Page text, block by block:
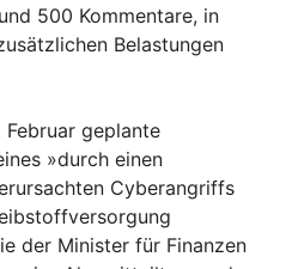
500 Kommentare, in
Belastungen
Februar geplante
»durch einen
Cyberangriffs
der Minister für Finanzen